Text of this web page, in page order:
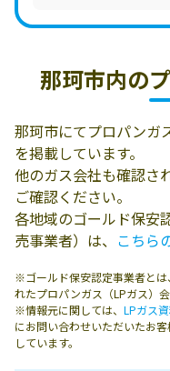
那珂市内の
那珂市にてプロパンガ
を掲載しています。
他のガス会社も確認さ
ご確認ください。
各地域のゴールド保安
売事業者）は、 こちら
※ゴールド保安認定事業者と
れたプロパンガス（LPガス）会
※情報元に関しては、 LPガス
にお問い合わせいただいたお
しています。